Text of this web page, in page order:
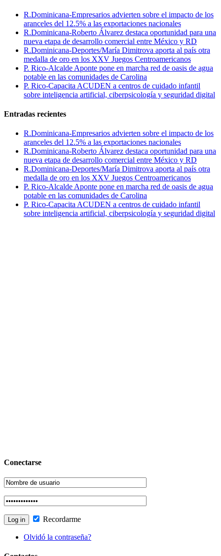
R.Dominicana-Empresarios advierten sobre el impacto de los
aranceles del 12.5% a las exportaciones nacionales
R.Dominicana-Roberto Álvarez destaca oportunidad para una
nueva etapa de desarrollo comercial entre México y RD
R.Dominicana-Deportes/María Dimitrova aporta al país otra
medalla de oro en los XXV Juegos Centroamericanos
P. Rico-Alcalde Aponte pone en marcha red de oasis de agua
potable en las comunidades de Carolina
P. Rico-Capacita ACUDEN a centros de cuidado infantil
sobre inteligencia artificial, ciberpsicología y seguridad digital
Entradas recientes
R.Dominicana-Empresarios advierten sobre el impacto de los
aranceles del 12.5% a las exportaciones nacionales
R.Dominicana-Roberto Álvarez destaca oportunidad para una
nueva etapa de desarrollo comercial entre México y RD
R.Dominicana-Deportes/María Dimitrova aporta al país otra
medalla de oro en los XXV Juegos Centroamericanos
P. Rico-Alcalde Aponte pone en marcha red de oasis de agua
potable en las comunidades de Carolina
P. Rico-Capacita ACUDEN a centros de cuidado infantil
sobre inteligencia artificial, ciberpsicología y seguridad digital
Conectarse
Recordarme
Olvidó la contraseña?